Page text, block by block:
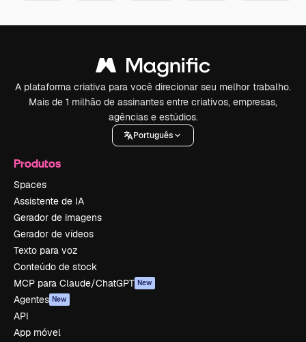
A plataforma criativa para você direcionar seu melhor trabalho.
Mais de 1 milhão de assinantes entre criativos, empresas,
agências e estúdios.
Português
Produtos
Spaces
Assistente de IA
Gerador de imagens
Gerador de vídeos
Texto para voz
Conteúdo de stock
MCP para Claude/ChatGPT New
Agentes New
API
App móvel